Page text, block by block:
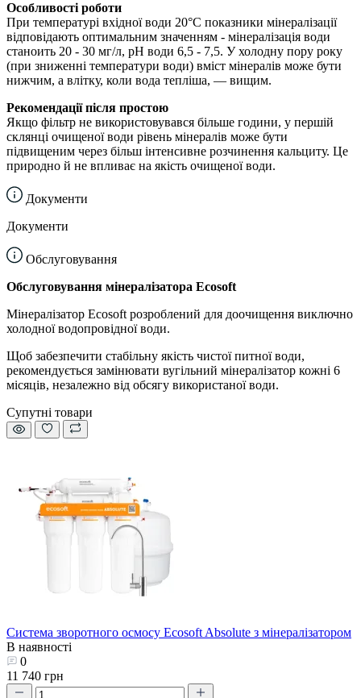
Особливості роботи
При температурі вхідної води 20°C показники мінералізації
відповідають оптимальним значенням - мінералізація води
станоить 20 - 30 мг/л, рН води 6,5 - 7,5. У холодну пору року
(при зниженні температури води) вміст мінералів може бути
нижчим, а влітку, коли вода тепліша, — вищим.
Рекомендації після простою
Якщо фільтр не використовувався більше години, у першій
склянці очищеної води рівень мінералів може бути
підвищеним через більш інтенсивне розчинення кальциту. Це
природно й не впливає на якість очищеної води.
Документи
Документи
Обслуговування
Обслуговування мінералізатора Ecosoft
Мінералізатор Ecosoft розроблений для доочищення виключно
холодної водопровідної води.
Щоб забезпечити стабільну якість чистої питної води,
рекомендується замінювати вугільний мінералізатор кожні 6
місяців, незалежно від обсягу використаної води.
Супутні товари
Система зворотного осмосу Ecosoft Absolute з мінералізатором
В наявності
0
11 740 грн